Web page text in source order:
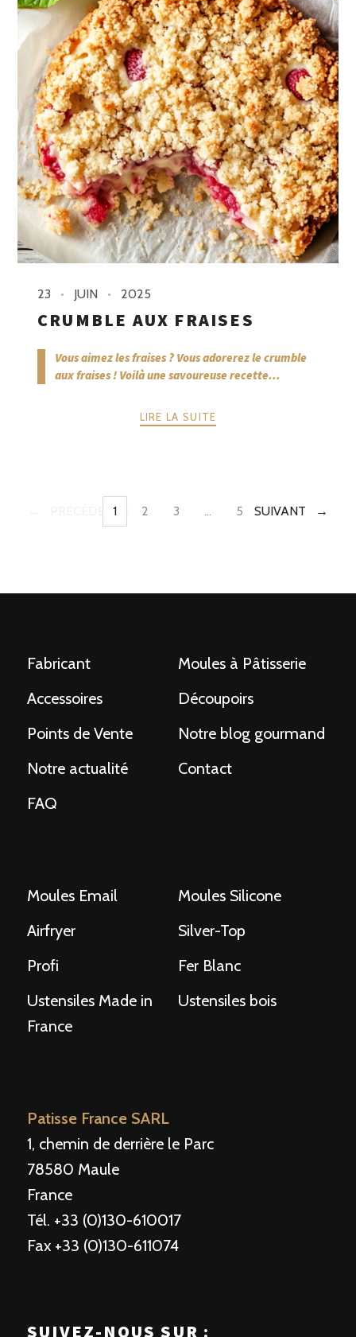
23 JUIN 2025
CRUMBLE AUX FRAISES
Vous aimez les fraises ? Vous adorerez le crumble
aux fraises ! Voilà une savoureuse recette...
LIRE LA SUITE
PRÉCÉDENTE PAGE
1 PAGE
2 PAGE
3 … PAGE
5 SUIVANT
Fabricant
Moules à Pâtisserie
Accessoires
Découpoirs
Points de Vente
Notre blog gourmand
Notre actualité
Contact
FAQ
Moules Email
Moules Silicone
Airfryer
Silver-Top
Profi
Fer Blanc
Ustensiles Made in
France
Ustensiles bois
Patisse France SARL
1, chemin de derrière le Parc
78580 Maule
France
Tél. +33 (0)130-610017
Fax +33 (0)130-611074
SUIVEZ-NOUS SUR :